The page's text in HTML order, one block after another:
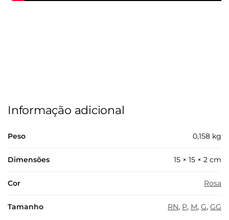
Informação adicional
Peso 0,158 kg
Dimensões 15 × 15 × 2 cm
Cor Rosa
Tamanho RN, P, M, G, GG